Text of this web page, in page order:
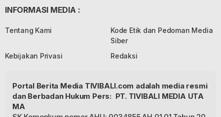
INFORMASI MEDIA :
Tentang Kami
Kode Etik dan Pedoman Media
Siber
Kebijakan Privasi
Redaksi
Portal Berita Media TIVIBALI.com adalah media resmi
dan Berbadan Hukum Pers: PT. TIVIBALI MEDIA UTA
MA